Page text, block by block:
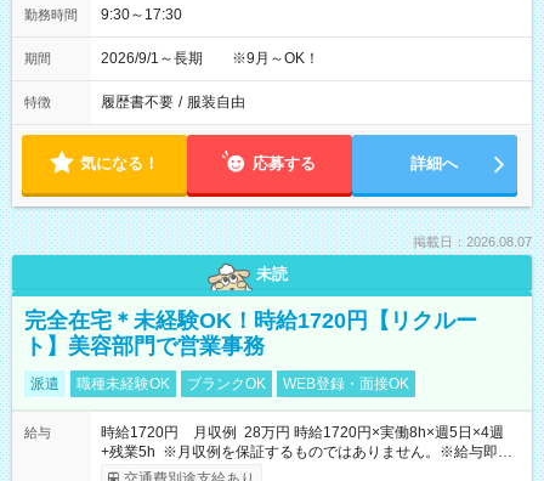
勤務時間 9:30～17:30
期間 2026/9/1～長期 ※9月～OK！
特徴 履歴書不要 / 服装自由
気になる！ 応募する 詳細へ
掲載日：2026.08.07
未読
完全在宅＊未経験OK！時給1720円【リクルー
ト】美容部門で営業事務
派遣 職種未経験OK ブランクOK WEB登録・面接OK
給与
時給1720円 月収例 28万円 時給1720円×実働8h×週5日×4週
+残業5h ※月収例を保証するものではありません。※給与即受
取りサービス利用可（利用条件有）